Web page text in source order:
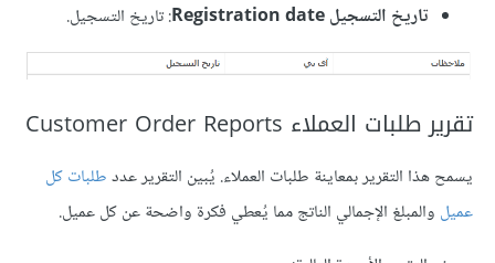
تاريخ التسجيل Registration date
: تاريخ التسجيل.
تقرير طلبات العملاء Customer Order Reports
يسمح هذا التقرير بمعاينة طلبات العملاء. يُبين التقرير عددطلبات كل
عميل والمبلغ الإجمالي الناتج مما يُعطي فكرة واضحة عن كل عميل.